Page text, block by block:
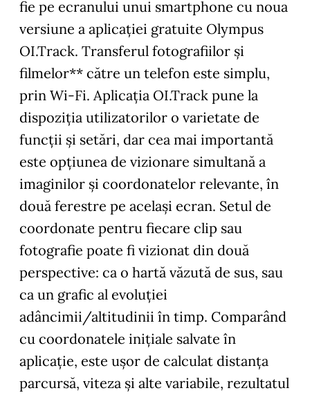
fie pe ecranului unui smartphone cu noua
versiune a aplicaţiei gratuite Olympus
OI.Track. Transferul fotografiilor şi
filmelor** către un telefon este simplu,
prin Wi-Fi. Aplicaţia OI.Track pune la
dispoziţia utilizatorilor o varietate de
funcţii şi setări, dar cea mai importantă
este opţiunea de vizionare simultană a
imaginilor şi coordonatelor relevante, în
două ferestre pe acelaşi ecran. Setul de
coordonate pentru fiecare clip sau
fotografie poate fi vizionat din două
perspective: ca o hartă văzută de sus, sau
ca un grafic al evoluţiei
adâncimii/altitudinii în timp. Comparând
cu coordonatele iniţiale salvate în
aplicaţie, este uşor de calculat distanţa
parcursă, viteza şi alte variabile, rezultatul